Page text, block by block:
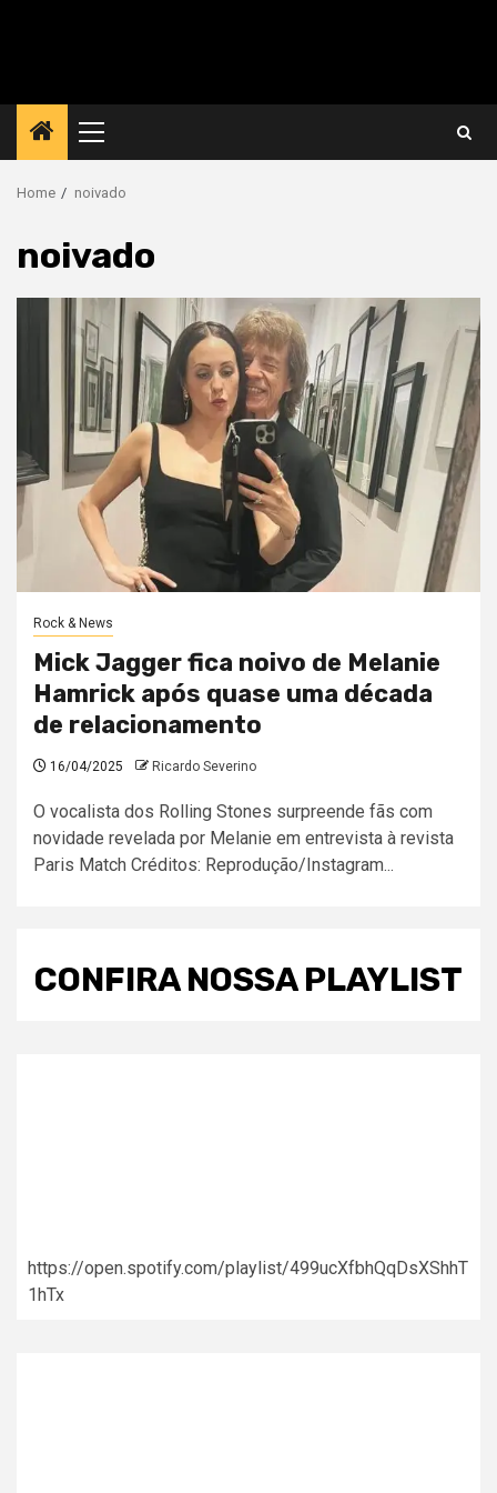
Primary
Menu
Home noivado
noivado
Rock & News
Mick Jagger fica noivo de Melanie
Hamrick após quase uma década
de relacionamento
16/04/2025 Ricardo Severino
O vocalista dos Rolling Stones surpreende fãs com
novidade revelada por Melanie em entrevista à revista
Paris Match Créditos: Reprodução/Instagram...
CONFIRA NOSSA PLAYLIST
https://open.spotify.com/playlist/499ucXfbhQqDsXShhT
1hTx